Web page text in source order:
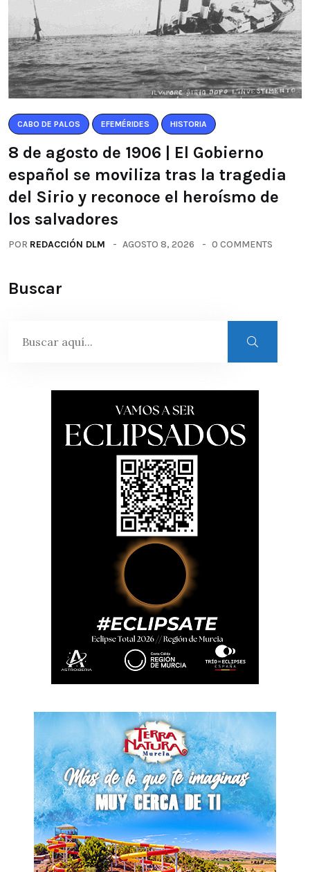
CABO DE PALOS EFEMÉRIDES HISTORIA
8 de agosto de 1906 | El Gobierno
español se moviliza tras la tragedia
del Sirio y reconoce el heroísmo de
los salvadores
POR REDACCIÓN DLM AGOSTO 8, 2026 0 COMMENTS
Buscar